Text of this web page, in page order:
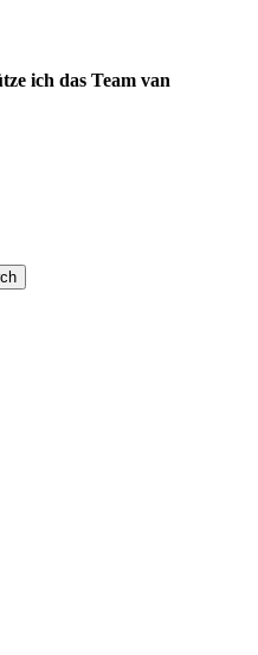
ich das Team van